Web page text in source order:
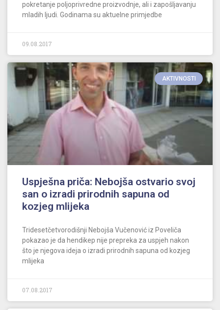
pokretanje poljoprivredne proizvodnje, ali i zapošljavanju
mladih ljudi. Godinama su aktuelne primjedbe
09.08.2017
AKTIVNOSTI
Uspješna priča: Nebojša ostvario svoj
san o izradi prirodnih sapuna od
kozjeg mlijeka
Tridesetčetvorodišnji Nebojša Vučenović iz Poveliča
pokazao je da hendikep nije prepreka za uspjeh nakon
što je njegova ideja o izradi prirodnih sapuna od kozjeg
mlijeka
07.08.2017